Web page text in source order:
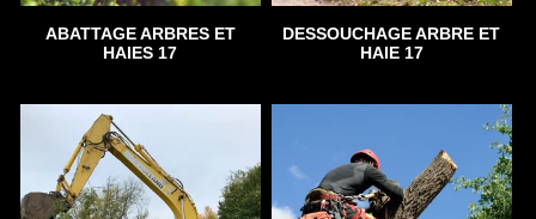
ABATTAGE ARBRES ET
HAIES 17
DESSOUCHAGE ARBRE ET
HAIE 17